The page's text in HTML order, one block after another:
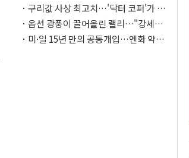
구리값 사상 최고치…'닥터 코퍼'가 말
하는 경기 신호가 달라졌다
옵션 광풍이 끌어올린 랠리…"강세장
이면에 과열 경고등"
미·일 15년 만의 공동개입…엔화 약세